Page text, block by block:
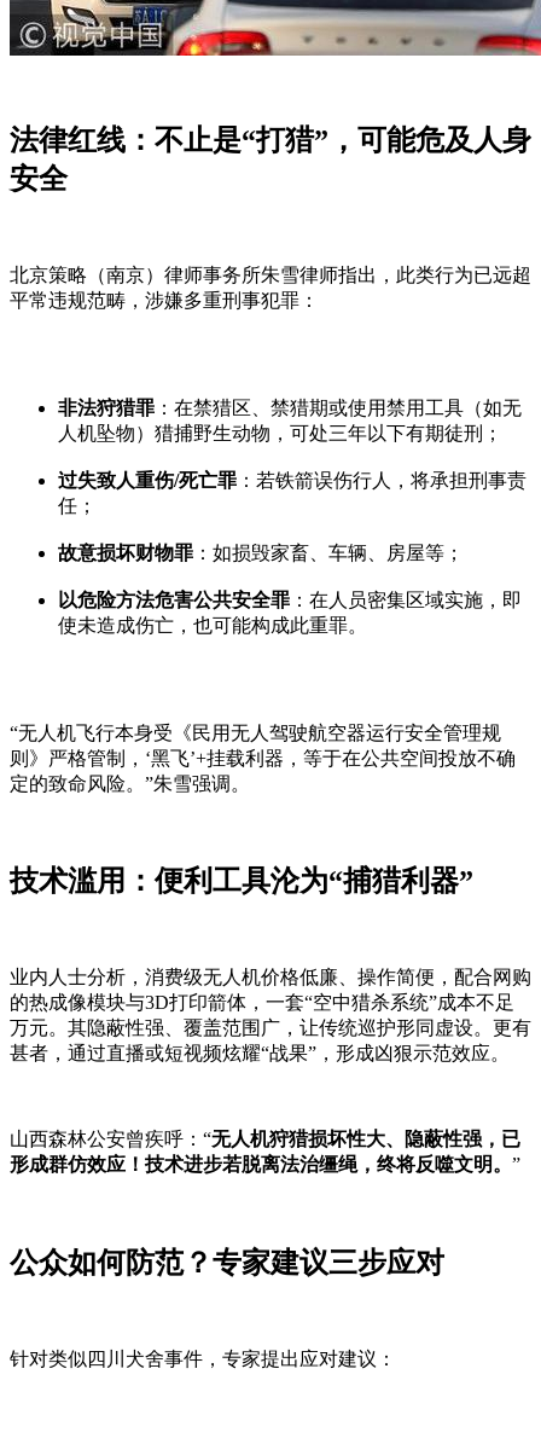
法律红线：不止是“打猎”，可能危及人身
安全
北京策略（南京）律师事务所朱雪律师指出，此类行为已远超
平常违规范畴，涉嫌多重刑事犯罪：
非法狩猎罪 ：在禁猎区、禁猎期或使用禁用工具（如无
人机坠物）猎捕野生动物，可处三年以下有期徒刑；
过失致人重伤/死亡罪 ：若铁箭误伤行人，将承担刑事责
任；
故意损坏财物罪 ：如损毁家畜、车辆、房屋等；
以危险方法危害公共安全罪 ：在人员密集区域实施，即
使未造成伤亡，也可能构成此重罪。
“无人机飞行本身受《民用无人驾驶航空器运行安全管理规
则》严格管制，‘黑飞’+挂载利器，等于在公共空间投放不确
定的致命风险。”朱雪强调。
技术滥用：便利工具沦为“捕猎利器”
业内人士分析，消费级无人机价格低廉、操作简便，配合网购
的热成像模块与3D打印箭体，一套“空中猎杀系统”成本不足
万元。其隐蔽性强、覆盖范围广，让传统巡护形同虚设。更有
甚者，通过直播或短视频炫耀“战果”，形成凶狠示范效应。
山西森林公安曾疾呼：“无人机狩猎损坏性大、隐蔽性强，已
形成群仿效应！技术进步若脱离法治缰绳，终将反噬文明。 ”
公众如何防范？专家建议三步应对
针对类似四川犬舍事件，专家提出应对建议：